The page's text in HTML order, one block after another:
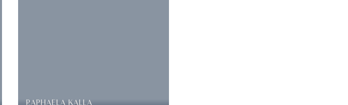
RAPHAELA KALLA